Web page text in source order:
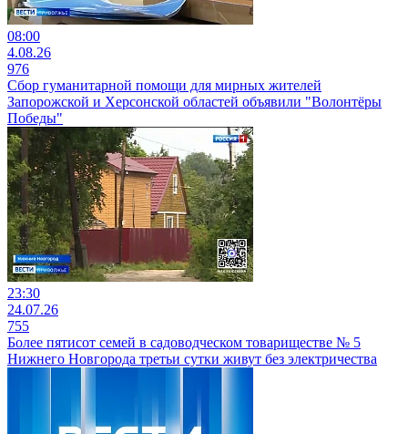
08:00
4.08.26
976
Сбор гуманитарной помощи для мирных жителей
Запорожской и Херсонской областей объявили "Волонтёры
Победы"
23:30
24.07.26
755
Более пятисот семей в садоводческом товариществе № 5
Нижнего Новгорода третьи сутки живут без электричества